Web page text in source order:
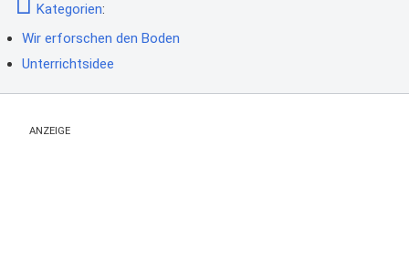
Kategorien:
Wir erforschen den Boden
Unterrichtsidee
ANZEIGE